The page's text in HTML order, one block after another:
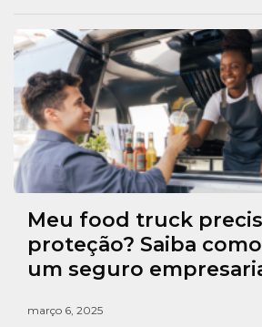
Meu food truck
proteção? Saiba
um seguro
março 6, 2025